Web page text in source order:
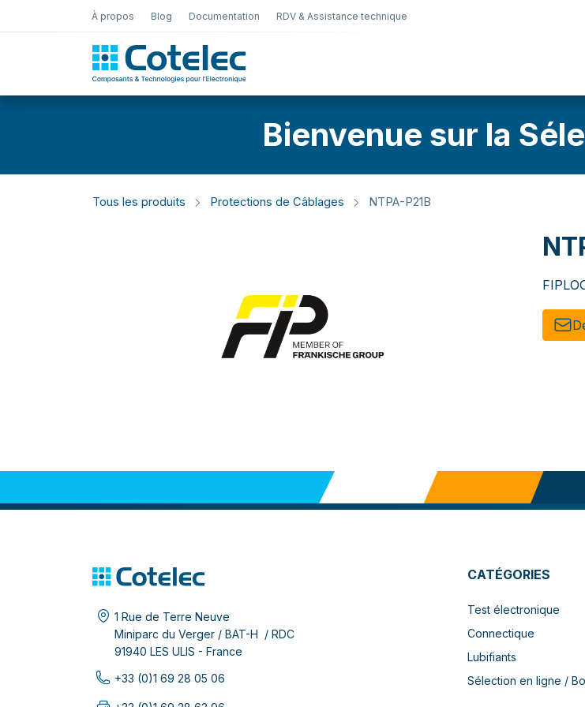
À propos Blog Documentation RDV & Assistance technique
Bienvenue sur la
Tous les produits Protections de Câblages NTPA-P21B
1 Rue de Terre Neuve
Miniparc du Verger / BAT-H / RDC
91940 LES ULIS - France
+33 (0)1 69 28 05 06
CATÉGORIES
Test électronique
Connectique
Lubifiants
Sélection en ligne /